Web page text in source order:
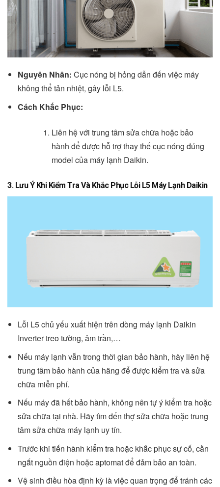
Nguyên Nhân: Cục nóng bị hỏng dẫn đến việc máy
không thể tản nhiệt, gây lỗi L5.
Cách Khắc Phục:
Liên hệ với trung tâm sửa chữa hoặc bảo
hành để được hỗ trợ thay thế cục nóng đúng
model của máy lạnh Daikin.
3. Lưu Ý Khi Kiểm Tra Và Khắc Phục Lỗi L5 Máy Lạnh Daikin
Lỗi L5 chủ yếu xuất hiện trên dòng máy lạnh Daikin
Inverter treo tường, âm trần,…
Nếu máy lạnh vẫn trong thời gian bảo hành, hãy liên hệ
trung tâm bảo hành của hãng để được kiểm tra và sửa
chữa miễn phí.
Nếu máy đã hết bảo hành, không nên tự ý kiểm tra hoặc
sửa chữa tại nhà. Hãy tìm đến thợ sửa chữa hoặc trung
tâm sửa chữa máy lạnh uy tín.
Trước khi tiến hành kiểm tra hoặc khắc phục sự cố, cần
ngắt nguồn điện hoặc aptomat để đảm bảo an toàn.
Vệ sinh điều hòa định kỳ là việc quan trọng để tránh các